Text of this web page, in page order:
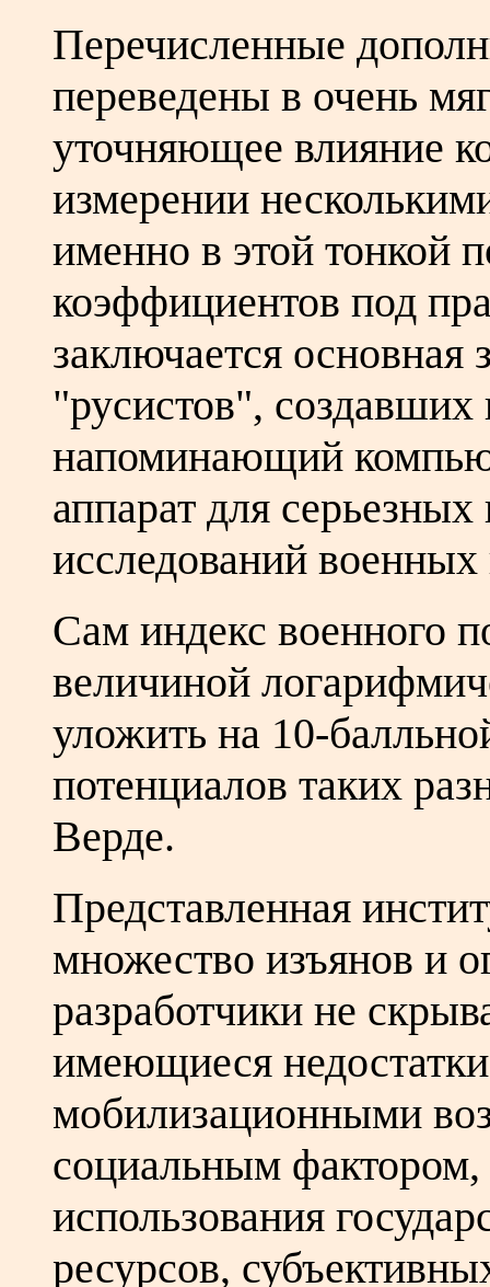
Перечисленные
переведены в очень
уточняющее влияние
измерении
именно в этой тонкой
коэффициентов под
заключается основная
"русистов", создавших
напоминающий
аппарат для
исследований военных
Сам индекс военного
величиной
уложить на 10-
потенциалов таких
Верде.
Представленная
множество изъянов и
разработчики не
имеющиеся
мобилизационными
социальным
использования
ресурсов,